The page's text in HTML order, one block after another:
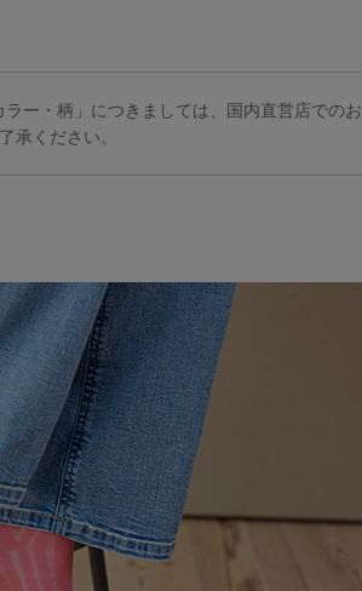
ー・柄」につきましては、国内直営店でのお
承ください。